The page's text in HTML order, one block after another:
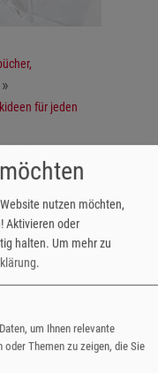
für jeden
ist nicht
nutzen möchten,
Aktivieren oder
halten. Um mehr zu
.
um Ihnen relevante
Themen zu zeigen, die Sie